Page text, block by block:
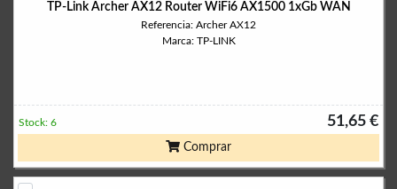
TP-Link Archer AX12 Router WiFi6 AX1500 1xGb WAN
Referencia: Archer AX12
Marca: TP-LINK
51,65 €
Stock: 6
Comprar